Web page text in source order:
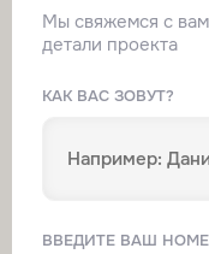
Мы свяжемся с
детали проекта
КАК ВАС ЗОВУТ?
ВВЕДИТЕ ВАШ